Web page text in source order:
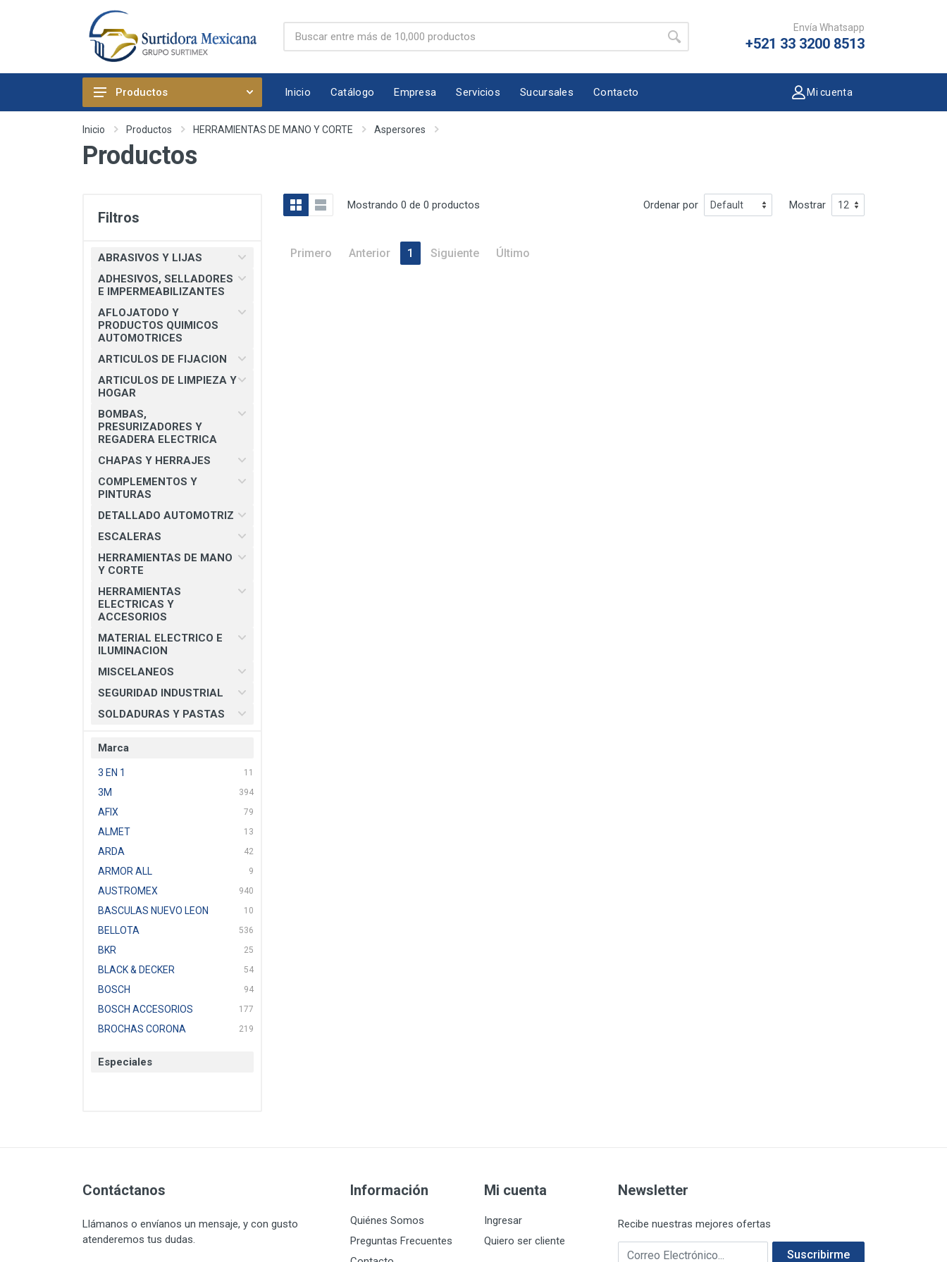
Envía Whatsapp
+521 33 3200 8513
ABRASIVOS Y LIJAS
ADHESIVOS, SELLADORES E
IMPERMEABILIZANTES
ARTICULOS DE FIJACION
HOGAR
BOMBAS, PRESURIZADORES Y
REGADERA ELECTRICA
CHAPAS Y HERRAJES
ESCALERAS
HERRAMIENTAS DE MANO Y
CORTE
HERRAMIENTAS ELECTRICAS Y
MATERIAL ELECTRICO E
MISCELANEOS
PRODUCTOS 3M
SOLDADURAS Y PASTAS
Productos Inicio Catálogo Empresa Servicios Sucursales Contacto Mi cuenta
Inicio Productos HERRAMIENTAS DE MANO Y CORTE Aspersores
Productos
Filtros
ABRASIVOS Y LIJAS
ADHESIVOS, SELLADORES
E IMPERMEABILIZANTES
AFLOJATODO Y
PRODUCTOS QUIMICOS
AUTOMOTRICES
ARTICULOS DE FIJACION
ARTICULOS DE LIMPIEZA Y
HOGAR
BOMBAS,
PRESURIZADORES Y
REGADERA ELECTRICA
CHAPAS Y HERRAJES
COMPLEMENTOS Y
PINTURAS
DETALLADO AUTOMOTRIZ
ESCALERAS
HERRAMIENTAS DE MANO
Y CORTE
HERRAMIENTAS
ELECTRICAS Y
ACCESORIOS
MATERIAL ELECTRICO E
ILUMINACION
MISCELANEOS
SEGURIDAD INDUSTRIAL
SOLDADURAS Y PASTAS
Marca
3 EN 1 11
3M 394
AFIX 79
ALMET 13
ARDA 42
ARMOR ALL 9
AUSTROMEX 940
BASCULAS NUEVO LEON 10
BELLOTA 536
BKR 25
BLACK & DECKER 54
BOSCH 94
BOSCH ACCESORIOS 177
BROCHAS CORONA 219
CAT
CORONA
CRESCENT 251
DAP SELLADORES
Especiales
Mostrando 0 de 0 productos Ordenar por Mostrar
Primero Anterior 1 Siguiente Último
Contáctanos
Llámanos o envíanos un mensaje, y con gusto
atenderemos tus dudas.
Información
Quiénes Somos
Preguntas Frecuentes
Mi cuenta
Ingresar
Quiero ser cliente
Newsletter
Recibe nuestras mejores ofertas
Correo electrónico Suscribirme